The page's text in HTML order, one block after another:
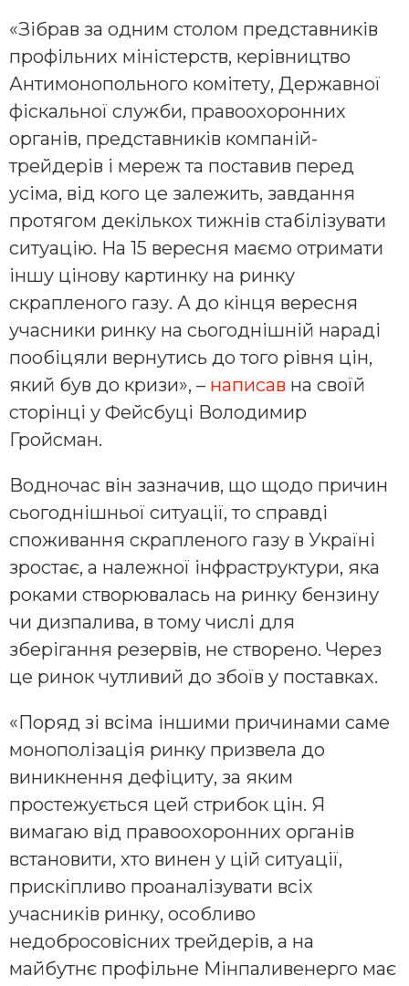
«Зібрав за одним столом представників
профільних міністерств, керівництво
Антимонопольного комітету, Державної
фіскальної служби, правоохоронних
органів, представників компаній-
трейдерів і мереж та поставив перед
усіма, від кого це залежить, завдання
протягом декількох тижнів стабілізувати
ситуацію. На 15 вересня маємо отримати
іншу цінову картинку на ринку
скрапленого газу. А до кінця вересня
учасники ринку на сьогоднішній нараді
пообіцяли вернутись до того рівня цін,
який був до кризи», – написав на своїй
сторінці у Фейсбуці Володимир
Гройсман.
Водночас він зазначив, що щодо причин
сьогоднішньої ситуації, то справді
споживання скрапленого газу в Україні
зростає, а належної інфраструктури, яка
роками створювалась на ринку бензину
чи дизпалива, в тому числі для
зберігання резервів, не створено. Через
це ринок чутливий до збоїв у поставках.
«Поряд зі всіма іншими причинами саме
монополізація ринку призвела до
виникнення дефіциту, за яким
простежується цей стрибок цін. Я
вимагаю від правоохоронних органів
встановити, хто винен у цій ситуації,
прискіпливо проаналізувати всіх
учасників ринку, особливо
недобросовісних трейдерів, а на
майбутнє профільне Мінпаливенерго має